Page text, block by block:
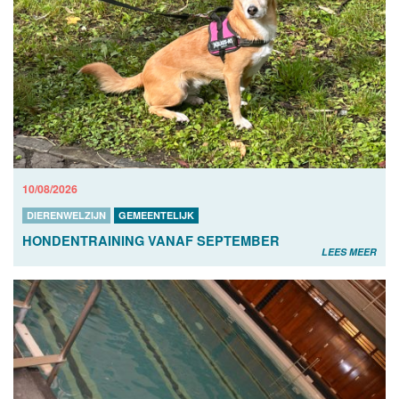
10/08/2026
DIERENWELZIJN GEMEENTELIJK
HONDENTRAINING VANAF SEPTEMBER
LEES MEER